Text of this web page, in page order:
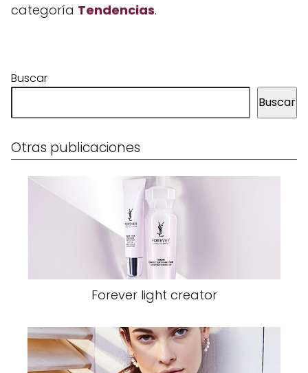
categoría Tendencias.
Buscar
Buscar
Otras publicaciones
Forever light creator